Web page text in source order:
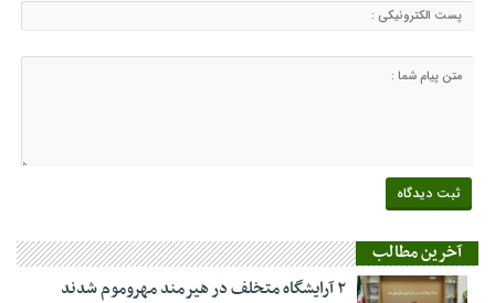
آخرین مطالب
۲ آرایشگاه متخلف در هیرمند مهروموم شدند